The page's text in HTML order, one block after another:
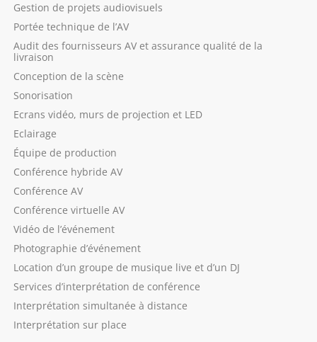
Gestion de projets audiovisuels
Portée technique de l’AV
Audit des fournisseurs AV et assurance qualité de la
livraison
Conception de la scène
Sonorisation
Ecrans vidéo, murs de projection et LED
Eclairage
Équipe de production
Conférence hybride AV
Conférence AV
Conférence virtuelle AV
Vidéo de l’événement
Photographie d’événement
Location d’un groupe de musique live et d’un DJ
Services d’interprétation de conférence
Interprétation simultanée à distance
Interprétation sur place